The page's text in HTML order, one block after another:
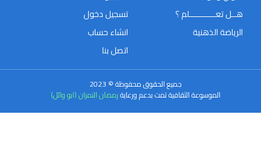
هــل تعـــــــــــلم ؟
الرياضة الذهنية
تسجيل دخول
انشاء حساب
اتصل بنا
جميع الحقوق محفوظة © 2023
الموسوعة الثقافية تمت بدعم ورعايةرمضان النمران (ابو وائل)